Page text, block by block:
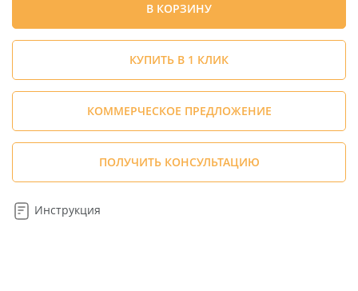
В КОРЗИНУ
КУПИТЬ В 1 КЛИК
КОММЕРЧЕСКОЕ ПРЕДЛОЖЕНИЕ
ПОЛУЧИТЬ КОНСУЛЬТАЦИЮ
Инструкция